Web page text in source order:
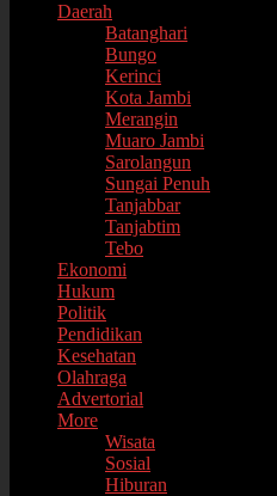
Daerah
Batanghari
Bungo
Kerinci
Kota Jambi
Merangin
Muaro Jambi
Sarolangun
Sungai Penuh
Tanjabbar
Tanjabtim
Tebo
Ekonomi
Hukum
Politik
Pendidikan
Kesehatan
Olahraga
Advertorial
More
Wisata
Sosial
Hiburan